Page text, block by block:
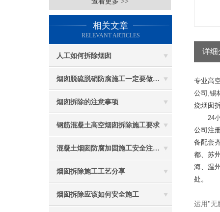
相关文章
RELEVANT ARTICLES
人工如何拆除烟囱
烟囱脱硫脱硝防腐施工一定要做好防护工作
烟囱拆除的注意事项
钢筋混凝土高空烟囱拆除施工要求
混凝土烟囱防腐加固施工安全注意事项
烟囱拆除施工工艺分享
烟囱拆除应该如何安全施工
详细
专业高
公司,锡
烧烟囱
24小
公司注
备配套
都、苏
海、温
处。
运用"无